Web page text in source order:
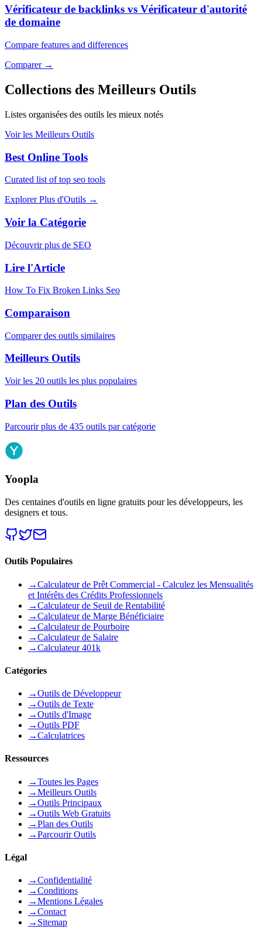
Vérificateur de backlinks vs Vérificateur d'autorité
de domaine
Compare features and differences
Comparer→
Collections des Meilleurs Outils
Listes organisées des outils les mieux notés
Voir les Meilleurs Outils
Best Online Tools
Curated list of top seo tools
Explorer Plus d'Outils →
Voir la Catégorie
Découvrir plus de SEO
Lire l'Article
How To Fix Broken Links Seo
Comparaison
Comparer des outils similaires
Meilleurs Outils
Voir les 20 outils les plus populaires
Plan des Outils
Parcourir plus de 435 outils par catégorie
Yoopla
Des centaines d'outils en ligne gratuits pour les développeurs, les
designers et tous.
Outils Populaires
→Calculateur de Prêt Commercial - Calculez les Mensualités
et Intérêts des Crédits Professionnels
→Calculateur de Seuil de Rentabilité
→Calculateur de Marge Bénéficiaire
→Calculateur de Pourboire
→Calculateur de Salaire
→Calculateur 401k
Catégories
→Outils de Développeur
→Outils de Texte
→Outils d'Image
→Outils PDF
→Calculatrices
Ressources
→Toutes les Pages
→Meilleurs Outils
→Outils Principaux
→Outils Web Gratuits
→Plan des Outils
→Parcourir Outils
Légal
→Confidentialité
→Conditions
→Mentions Légales
→Contact
→ Sitemap